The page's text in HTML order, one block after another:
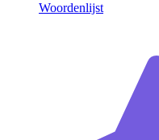
Woordenlijst